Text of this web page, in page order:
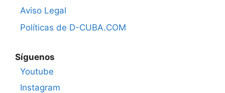
Aviso Legal
Políticas de D-CUBA.COM
Síguenos
Youtube
Instagram